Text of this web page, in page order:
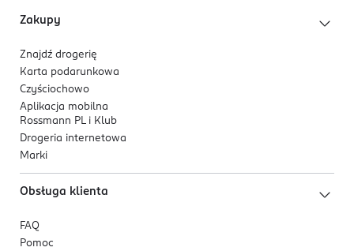
Zakupy
Znajdź drogerię
Karta podarunkowa
Czyściochowo
Aplikacja mobilna
Rossmann PL i Klub
Drogeria internetowa
Marki
Obsługa klienta
FAQ
Pomoc